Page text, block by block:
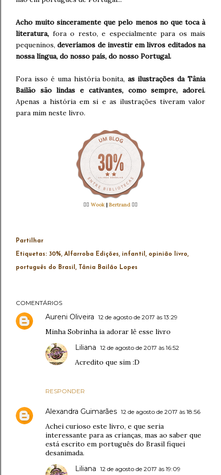
Acho muito sinceramente que pelo menos no que toca à
literatura, fora o resto, e especialmente para os mais
pequeninos,deveríamos de investir em livros editados na
nossa língua, do nosso país, do nosso Portugal.
Fora isso é uma história bonita,as ilustrações da Tânia
Bailão são lindas e cativantes, como sempre, adorei.
Apenas a história em si e as ilustrações tiveram valor
para mim neste livro.
👉🏻 Wook | Bertrand 👈🏻
Partilhar
Etiquetas: 30% Alfarroba Edições infantil opinião livro
português do Brasil Tânia Bailão Lopes
COMENTÁRIOS
Aureni Oliveira 12 de agosto de 2017 às 13:29
Minha Sobrinha ia adorar lê esse livro
RESPONDER
Liliana 12 de agosto de 2017 às 16:52
Acredito que sim :D
Alexandra Guimarães 12 de agosto de 2017 às 18:56
Achei curioso este livro, e que seria
interessante para as crianças, mas ao saber que
está escrito em português do Brasil fiquei
desanimada.
Liliana 12 de agosto de 2017 às 19:09